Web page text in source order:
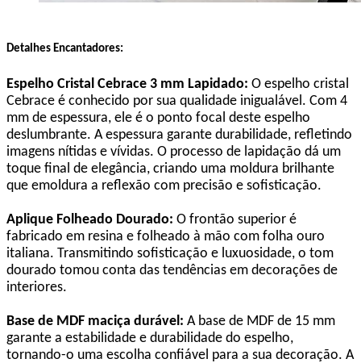
Detalhes Encantadores:
Espelho Cristal Cebrace 3 mm Lapidado: O espelho cristal
Cebrace é conhecido por sua qualidade inigualável. Com 4
mm de espessura, ele é o ponto focal deste espelho
deslumbrante. A espessura garante durabilidade, refletindo
imagens nítidas e vívidas. O processo de lapidação dá um
toque final de elegância, criando uma moldura brilhante
que emoldura a reflexão com precisão e sofisticação.
Aplique Folheado Dourado: O frontão superior é
fabricado em resina e folheado à mão com folha ouro
italiana. Transmitindo sofisticação e luxuosidade, o tom
dourado tomou conta das tendências em decorações de
interiores.
Base de MDF maciça durável: A base de MDF de 15 mm
garante a estabilidade e durabilidade do espelho,
tornando-o uma escolha confiável para a sua decoração. A